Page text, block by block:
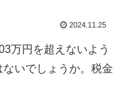
2024.11.25
万円を超えないよう
いでしょうか。税金